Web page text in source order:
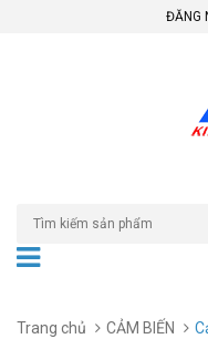
ĐĂNG
Trang chủ CẢM BIẾN